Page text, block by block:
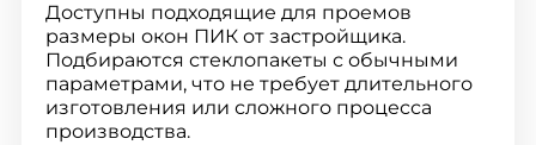
Доступны подходящие для проемов
размеры окон ПИК от застройщика.
Подбираются стеклопакеты с обычными
параметрами, что не требует длительного
изготовления или сложного процесса
производства.